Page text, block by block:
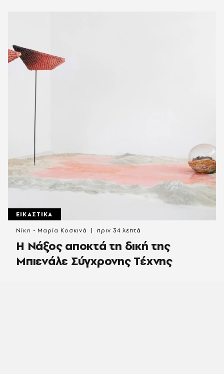
ΕΙΚΑΣΤΙΚΑ
Η Νάξος αποκτά τη δική της
Μπιενάλε Σύγχρονης Τέχνης
Νίκη - Μαρία Κοσκινά πριν 34 λεπτά